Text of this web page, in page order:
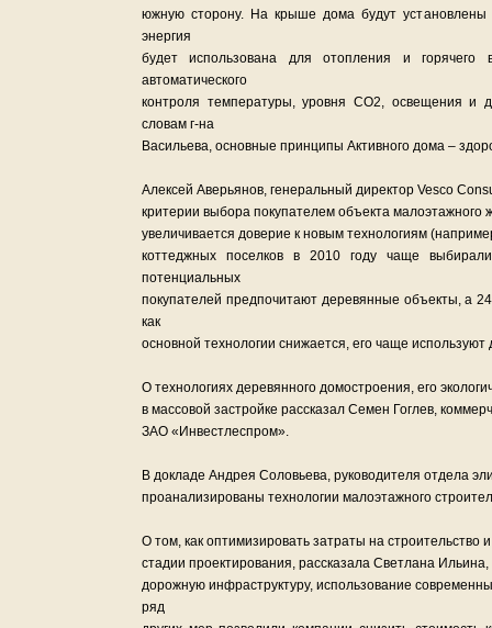
южную сторону. На крыше дома будут
энергия
будет использована для отопления и
автоматического
контроля температуры, уровня CO2, освещения
словам г-на
Васильева, основные принципы Активного дома –
Алексей Аверьянов, генеральный директор Vesco
критерии выбора покупателем объекта малоэтажного
увеличивается доверие к новым технологиям
коттеджных поселков в 2010 году чаще
потенциальных
покупателей предпочитают деревянные объекты, а
как
основной технологии снижается, его чаще
О технологиях деревянного домостроения, его
в массовой застройке рассказал Семен Гоглев,
ЗАО «Инвестлеспром».
В докладе Андрея Соловьева, руководителя отдела
проанализированы технологии малоэтажного
О том, как оптимизировать затраты на строительство
стадии проектирования, рассказала Светлана
дорожную инфраструктуру, использование
ряд